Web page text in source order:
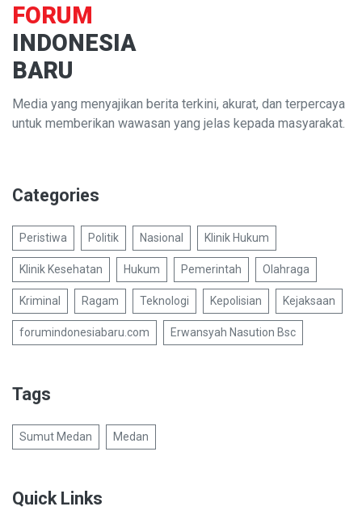
FORUM
INDONESIA
BARU
Media yang menyajikan berita terkini, akurat, dan terpercaya
untuk memberikan wawasan yang jelas kepada masyarakat.
Categories
Peristiwa Politik Nasional Klinik Hukum
Klinik Kesehatan Hukum Pemerintah Olahraga
Kriminal Ragam Teknologi Kepolisian Kejaksaan
forumindonesiabaru.com Erwansyah Nasution Bsc
Tags
Sumut Medan Medan
Quick Links